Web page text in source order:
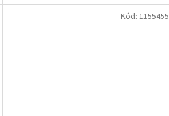
Kód: 1155455